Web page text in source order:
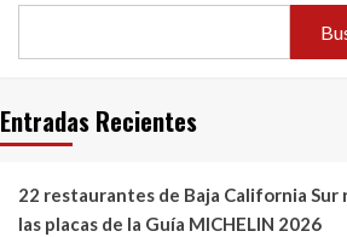
Entradas Recientes
22 restaurantes de Baja California Sur
las placas de la Guía MICHELIN 2026